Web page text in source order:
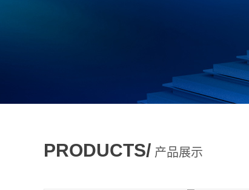
PRODUCTS/ 产品展示